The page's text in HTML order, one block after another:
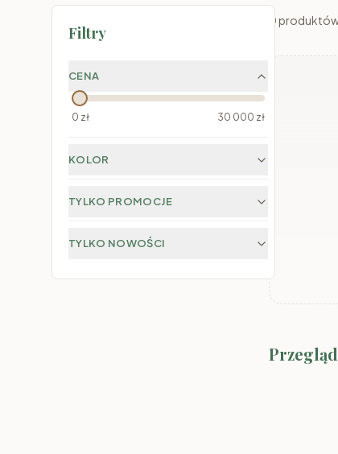
Filtry
CENA
0 zł 30 000 zł
KOLOR
TYLKO PROMOCJE
TYLKO NOWOŚCI
0
Meble